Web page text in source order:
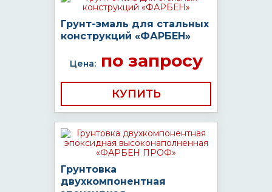
Грунт-эмаль для стальных
конструкций «ФАРБЕН»
Цена:по запросу
КУПИТЬ
Грунтовка
двухкомпонентная